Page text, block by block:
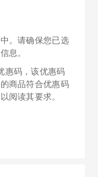
。请确保您已选
息。
惠码，该优惠码
商品符合优惠码
阅读其要求。